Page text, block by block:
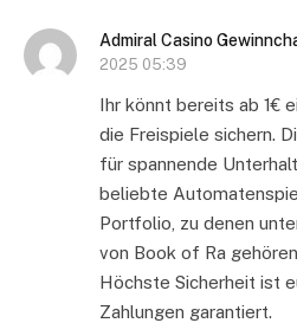
Admiral Casino
2025 05:39
Ihr könnt bereits ab 1€
die Freispiele sichern.
für spannende
beliebte
Portfolio, zu denen
von Book of Ra
Höchste Sicherheit ist
Zahlungen garantiert.